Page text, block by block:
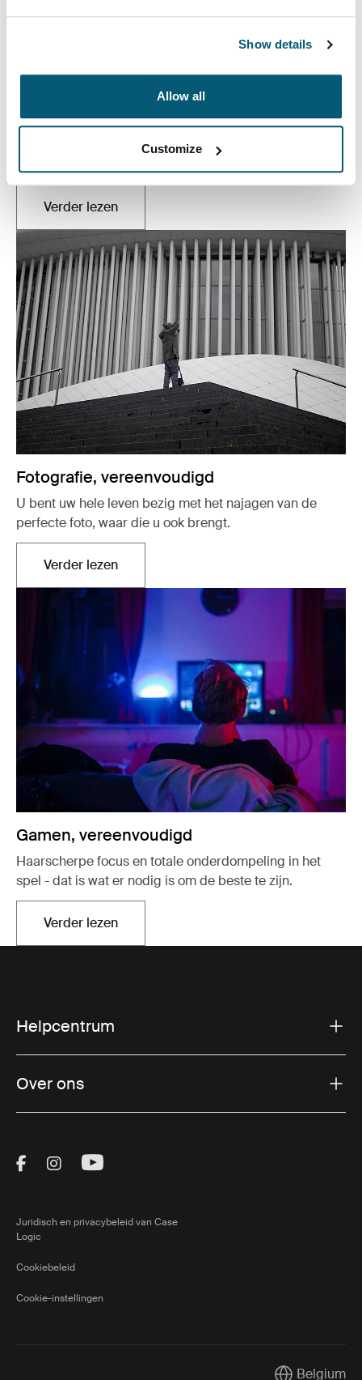
Show details
Allow all
Customize
Muziek, vereenvoudigd
Of u nu toert, produceert of jamt in uw kelder - uw
Verder lezenOpent in een nieuw tabblad
Fotografie, vereenvoudigd
U bent uw hele leven bezig met het najagen van de
perfecte foto, waar die u ook brengt.
Verder lezenOpent in een nieuw tabblad
Gamen, vereenvoudigd
Haarscherpe focus en totale onderdompeling in het
spel - dat is wat er nodig is om de beste te zijn.
Verder lezenOpent in een nieuw tabblad
Helpcentrum
Over ons
Visit Thule on Facebook (external link)
Visit Thule on Instagram (external link)
Visit Thule on Youtube (external
Juridisch en privacybeleid van Case
Logic
Cookiebeleid
Cookie-instellingen
Belgium